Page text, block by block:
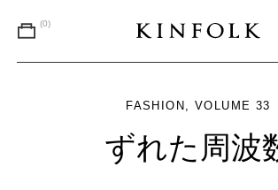
(0)
FASHION VOLUME 33
ずれた周波